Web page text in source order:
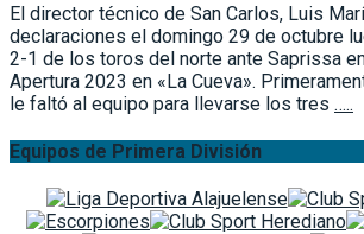
El director técnico de San Carlos, Luis
declaraciones el domingo 29 de octubre
2-1 de los toros del norte ante Saprissa
Apertura 2023 en «La Cueva».
le faltó al equipo para llevarse los tres …..
Equipos de Primera División